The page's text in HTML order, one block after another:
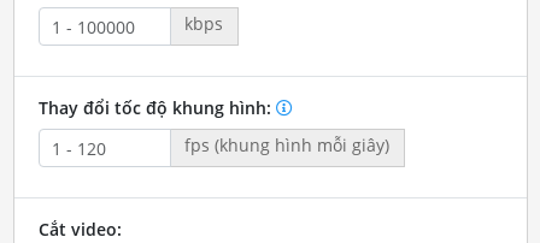
kbps
Thay đổi tốc độ khung hình:
fps (khung hình mỗi giây)
Cắt video: